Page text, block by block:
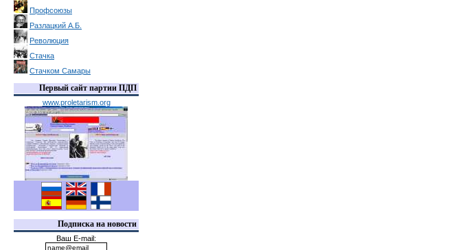
Профсоюзы
Разлацкий А.Б.
Революция
Стачка
Стачком Самары
Первый сайт партии ПДП
www.proletarism.org
Подписка на новости
Ваш E-mail: